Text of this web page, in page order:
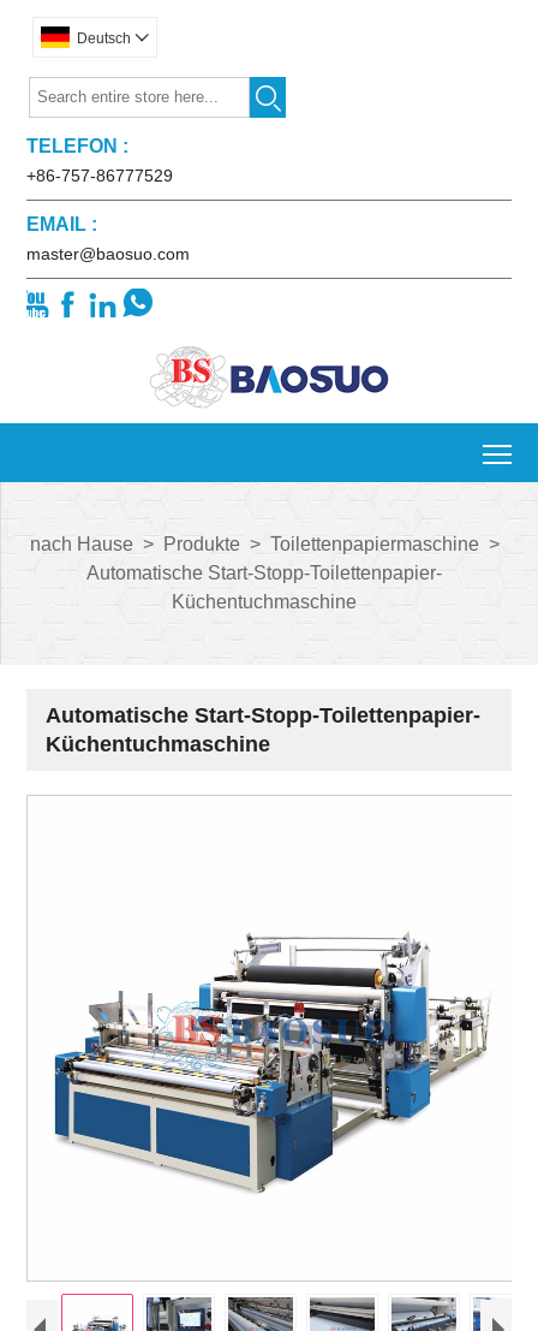
Deutsch 

TELEFON :
+86-757-86777529
EMAIL :
master@baosuo.com
   
nach Hause > Produkte > Toilettenpapiermaschine >
Automatische Start-Stopp-Toilettenpapier-
Küchentuchmaschine
Automatische Start-Stopp-Toilettenpapier-
Küchentuchmaschine